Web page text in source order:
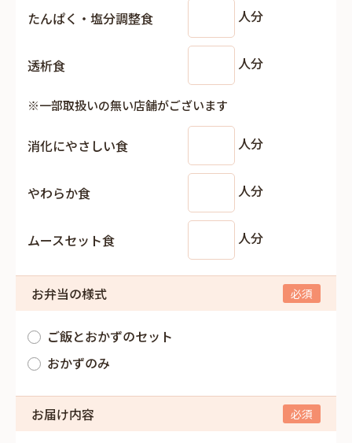
たんぱく・塩分調整食 人分
透析食 人分
※一部取扱いの無い店舗がございます
消化にやさしい食 人分
やわらか食 人分
ムースセット食 人分
お弁当の様式
ご飯とおかずのセット
おかずのみ
お届け内容